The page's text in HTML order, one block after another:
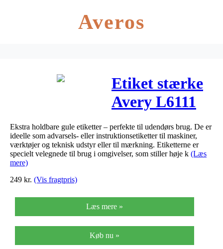
Averos
Etiket stærke
Avery L6111
gul
210x297mm
1stk/ark
Ekstra holdbare gule etiketter – perfekte til udendørs brug. De er
ideelle som advarsels- eller instruktionsetiketter til maskiner,
værktøjer og teknisk udstyr eller til mærkning. Etiketterne er
specielt velegnede til brug i omgivelser, som stiller høje k (Læs
mere)
249 kr. (Vis fragtpris)
Læs mere »
Køb nu »